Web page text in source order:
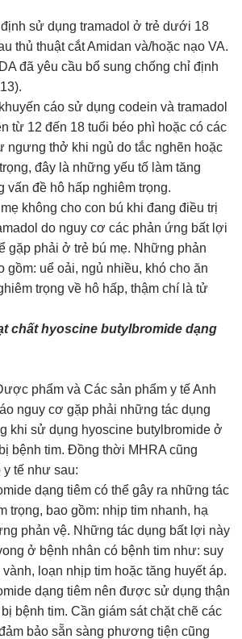
sử dụng tramadol ở trẻ dưới 18
thủ thuật cắt Amidan và/hoặc nạo VA.
đã yêu cầu bổ sung chống chỉ định
cáo sử dụng codein và tramadol
từ 12 đến 18 tuổi béo phì hoặc có các
ngưng thở khi ngủ do tắc nghẽn hoặc
đây là những yếu tố làm tăng
vấn đề hô hấp nghiêm trọng.
không cho con bú khi đang điều trị
do nguy cơ các phản ứng bất lợi
gặp phải ở trẻ bú mẹ. Những phản
gồm: uể oải, ngủ nhiều, khó cho ăn
trọng về hô hấp, thậm chí là tử
chất hyoscine butylbromide dạng
phẩm và Các sản phẩm y tế Anh
nguy cơ gặp phải những tác dụng
khi sử dụng hyoscine butylbromide ở
bệnh tim. Đồng thời MHRA cũng
y tế như sau:
dạng tiêm có thể gây ra những tác
trọng, bao gồm: nhịp tim nhanh, hạ
phản vệ. Những tác dụng bất lợi này
ở bệnh nhân có bệnh tim như: suy
loạn nhịp tim hoặc tăng huyết áp.
dạng tiêm nên được sử dụng thận
bệnh tim. Cần giám sát chặt chẽ các
bảo sẵn sàng phương tiện cũng